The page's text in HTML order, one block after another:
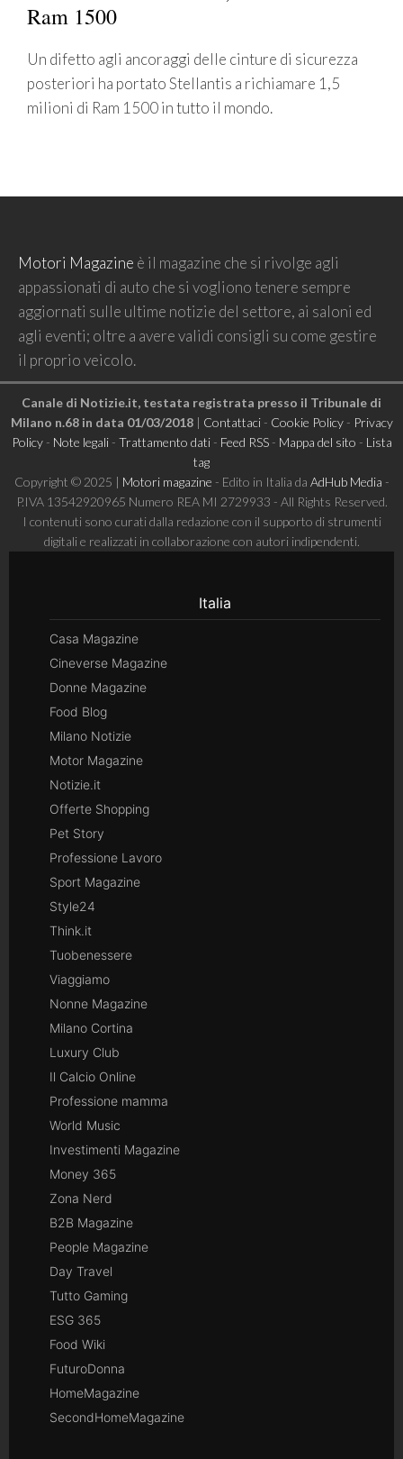
Ram 1500
Un difetto agli ancoraggi delle cinture di sicurezza
posteriori ha portato Stellantis a richiamare 1,5
milioni di Ram 1500 in tutto il mondo.
Motori Magazine è il magazine che si rivolge agli
appassionati di auto che si vogliono tenere sempre
aggiornati sulle ultime notizie del settore, ai saloni ed
agli eventi; oltre a avere validi consigli su come gestire
il proprio veicolo.
Canale di Notizie.it, testata registrata presso il Tribunale di
Milano n.68 in data 01/03/2018| Contattaci- Cookie Policy- Privacy
Policy- Note legali- Trattamento dati- Feed RSS- Mappa del sito - Lista
tag
Copyright © 2025 | Motori magazine - Edito in Italia da AdHub Media -
P.IVA 13542920965 Numero REA MI 2729933 - All Rights Reserved.
I contenuti sono curati dalla redazione con il supporto di strumenti
digitali e realizzati in collaborazione con autori indipendenti.
Italia
Casa Magazine
Cineverse Magazine
Donne Magazine
Food Blog
Milano Notizie
Motor Magazine
Notizie.it
Offerte Shopping
Pet Story
Professione Lavoro
Sport Magazine
Style24
Think.it
Tuobenessere
Viaggiamo
Nonne Magazine
Milano Cortina
Luxury Club
Il Calcio Online
Professione mamma
World Music
Investimenti Magazine
Money 365
Zona Nerd
B2B Magazine
People Magazine
Day Travel
Tutto Gaming
ESG 365
Food Wiki
FuturoDonna
HomeMagazine
SecondHomeMagazine